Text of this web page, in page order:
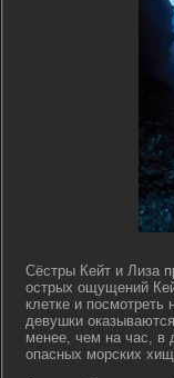
Сёстры Кейт и Лиза
острых ощущений
клетке и
девушки
менее, чем на час, в
опасных морских